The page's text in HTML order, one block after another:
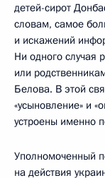
детей-сирот
словам, самое
и искажений
Ни одного случая
или
Белова. В этой
«усыновление» и
устроены именно
Уполномоченный
на действия